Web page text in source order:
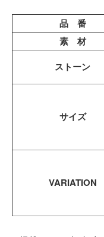
品 番
素 材
ストーン
サイズ
VARIATION